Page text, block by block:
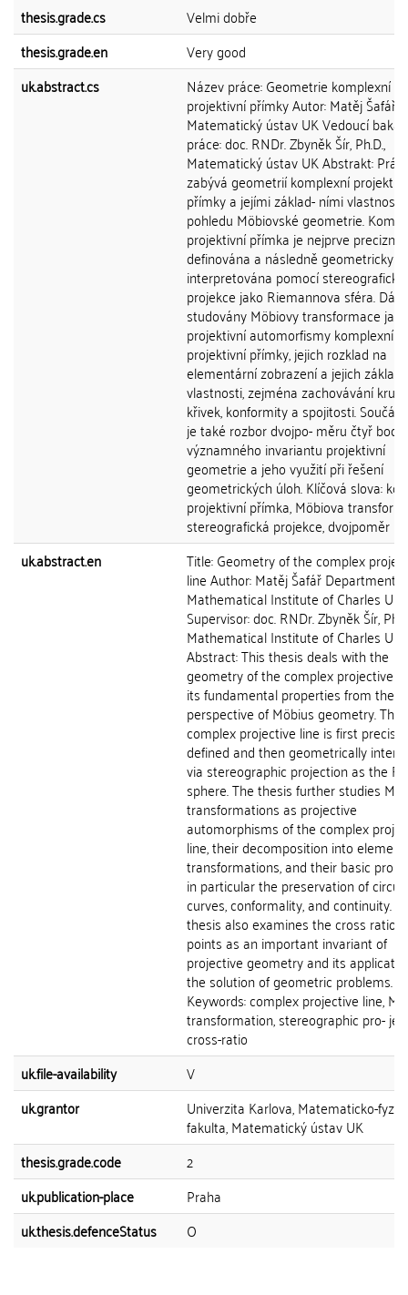
thesis.grade.cs
Velmi dobře
thesis.grade.en
Very good
uk.abstract.cs
Název práce: Geometrie komplexní
projektivní přímky Autor: Matěj Šafář
Matematický ústav UK Vedoucí
práce: doc. RNDr. Zbyněk Šír, Ph.D.,
Matematický ústav UK Abstrakt:
zabývá geometrií komplexní
přímky a jejími základ- ními
pohledu Möbiovské geometrie.
projektivní přímka je nejprve precizně
definována a následně geometricky
interpretována pomocí stereografické
projekce jako Riemannova sféra.
studovány Möbiovy transformace jako
projektivní automorfismy komplexní
projektivní přímky, jejich rozklad na
elementární zobrazení a jejich
vlastnosti, zejména zachovávání
křivek, konformity a spojitosti.
je také rozbor dvojpo- měru čtyř
významného invariantu projektivní
geometrie a jeho využití při řešení
geometrických úloh. Klíčová slova:
projektivní přímka, Möbiova
stereografická projekce, dvojpoměr
uk.abstract.en
Title: Geometry of the complex
line Author: Matěj Šafář Department:
Mathematical Institute of Charles
Supervisor: doc. RNDr. Zbyněk Šír,
Mathematical Institute of Charles
Abstract: This thesis deals with the
geometry of the complex projective
its fundamental properties from the
perspective of Möbius geometry. The
complex projective line is first
defined and then geometrically
via stereographic projection as the
sphere. The thesis further studies
transformations as projective
automorphisms of the complex
line, their decomposition into
transformations, and their basic
in particular the preservation of
curves, conformality, and continuity.
thesis also examines the cross ratio
points as an important invariant of
projective geometry and its
the solution of geometric problems.
Keywords: complex projective line,
transformation, stereographic pro-
cross-ratio
uk.file-availability
V
uk.grantor
Univerzita Karlova, Matematicko-
fakulta, Matematický ústav UK
thesis.grade.code
2
uk.publication-place
Praha
uk.thesis.defenceStatus
O